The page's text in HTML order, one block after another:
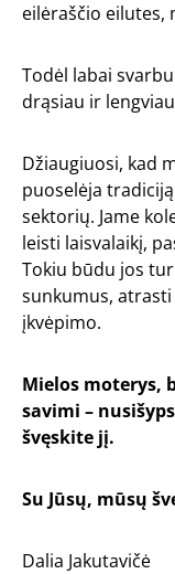
eilėraščio eilutes,
Todėl labai
drąsiau ir
Džiaugiuosi, kad
puoselėja
sektorių. Jame
leisti laisvalaikį,
Tokiu būdu jos
sunkumus,
įkvėpimo.
Mielos moterys,
savimi –
švęskite jį.
Su Jūsų, mūsų
Dalia Jakutavičė